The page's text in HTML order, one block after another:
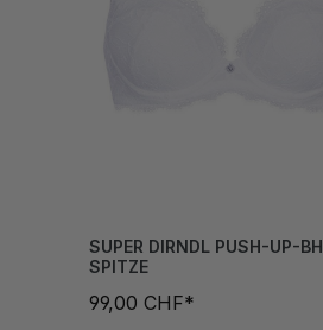
SUPER DIRNDL PUSH-UP-BH
SPITZE
99,00 CHF*